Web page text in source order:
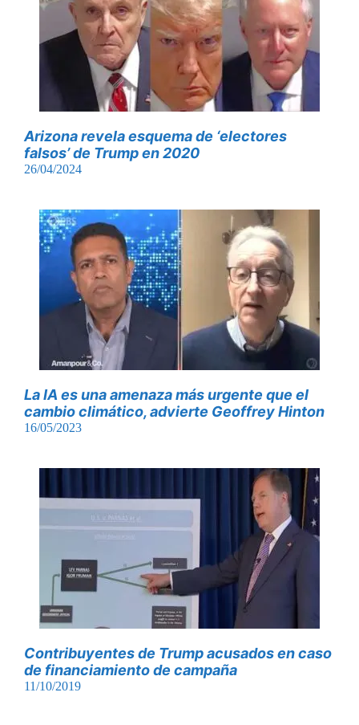
Arizona revela esquema de ‘electores
falsos’ de Trump en 2020
26/04/2024
La IA es una amenaza más urgente que el
cambio climático, advierte Geoffrey Hinton
16/05/2023
Contribuyentes de Trump acusados ​​en caso
de financiamiento de campaña
11/10/2019